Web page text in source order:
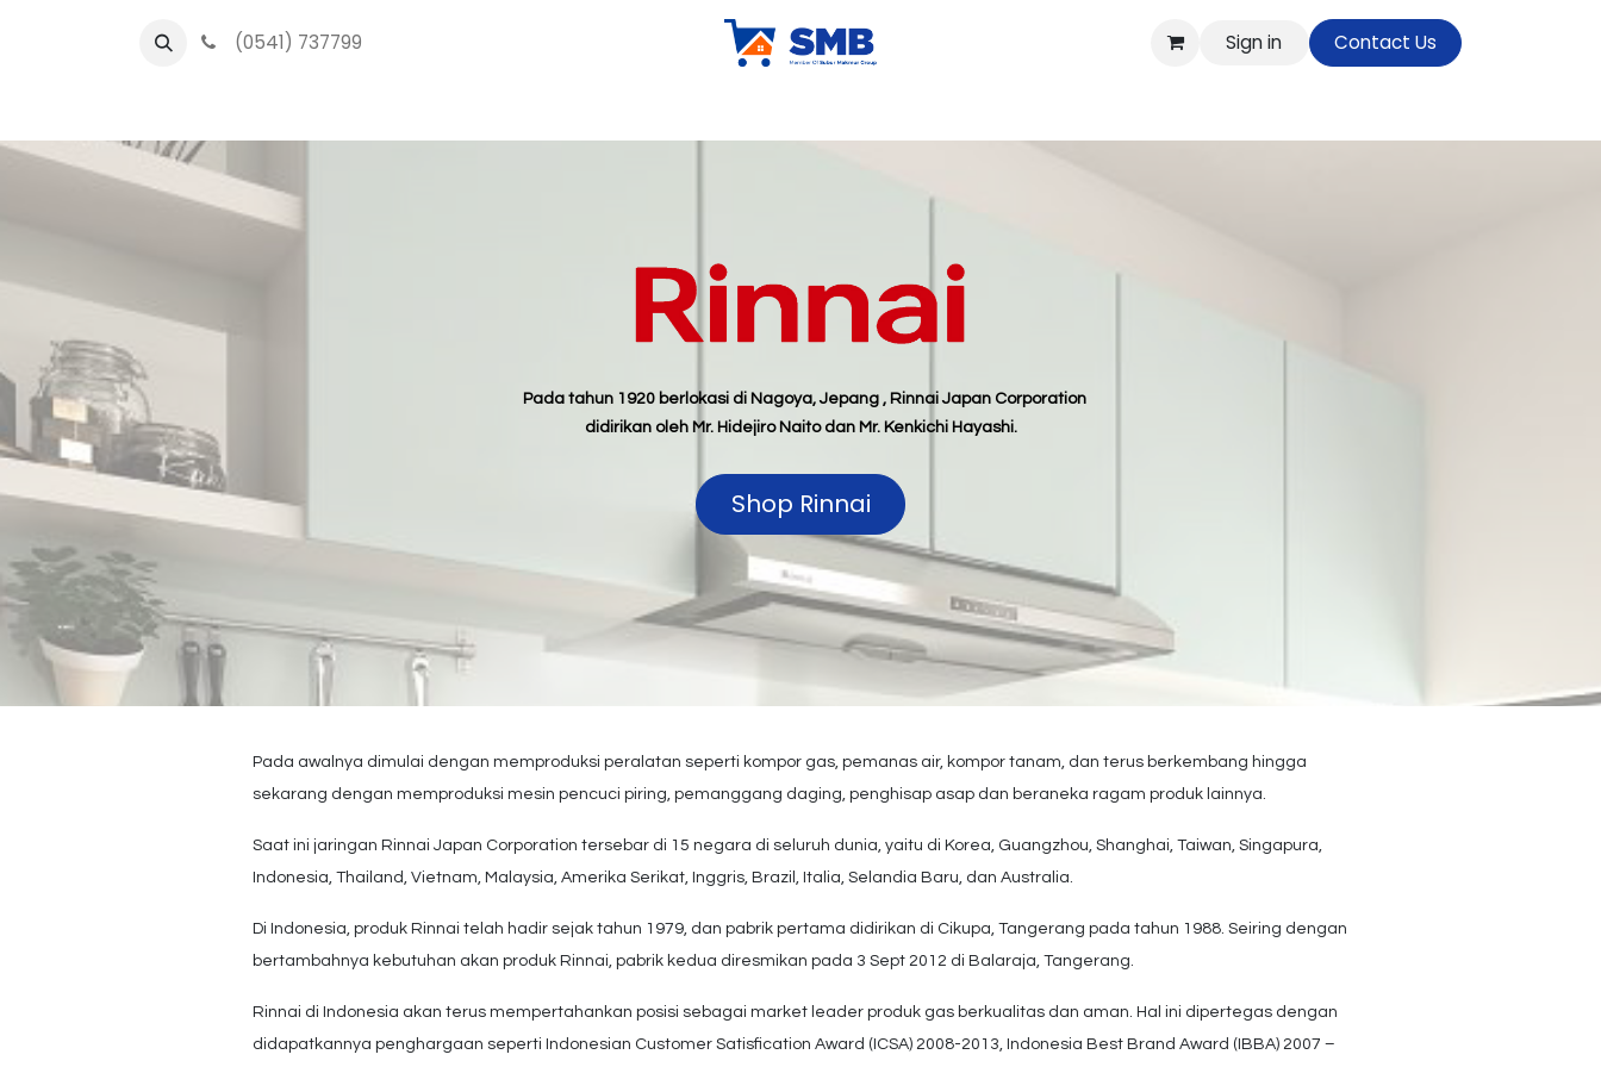
(0541) 737799 Sign in Contact Us
Pada tahun 1920 berlokasi di Nagoya, Jepang , Rinnai Japan Corporation
didirikan oleh Mr. Hidejiro Naito dan Mr. Kenkichi Hayashi.
Shop Rinnai
Pada awalnya dimulai dengan memproduksi peralatan seperti kompor gas, pemanas air, kompor tanam, dan terus berkembang hingga
sekarang dengan memproduksi mesin pencuci piring, pemanggang daging, penghisap asap dan beraneka ragam produk lainnya.
Saat ini jaringan Rinnai Japan Corporation tersebar di 15 negara di seluruh dunia, yaitu di Korea, Guangzhou, Shanghai, Taiwan, Singapura,
Indonesia, Thailand, Vietnam, Malaysia, Amerika Serikat, Inggris, Brazil, Italia, Selandia Baru, dan Australia.
Di Indonesia, produk Rinnai telah hadir sejak tahun 1979, dan pabrik pertama didirikan di Cikupa, Tangerang pada tahun 1988. Seiring dengan
bertambahnya kebutuhan akan produk Rinnai, pabrik kedua diresmikan pada 3 Sept 2012 di Balaraja, Tangerang.
Rinnai di Indonesia akan terus mempertahankan posisi sebagai market leader produk gas berkualitas dan aman. Hal ini dipertegas dengan
didapatkannya penghargaan seperti Indonesian Customer Satisfication Award (ICSA) 2008-2013, Indonesia Best Brand Award (IBBA) 2007 –